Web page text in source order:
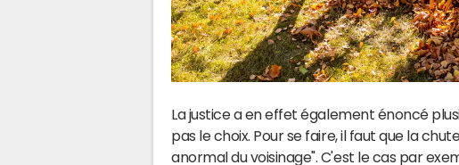
La justice a en effet également énoncé
pas le choix. Pour se faire, il faut que la
anormal du voisinage". C'est le cas par